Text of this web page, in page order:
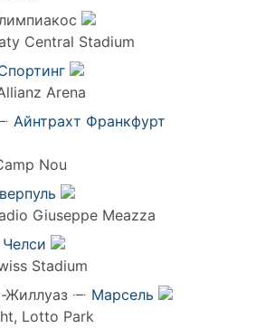
Central Stadium
Arena
Айнтрахт Франкфурт
Nou
Giuseppe Meazza
Челси
Stadium
Жиллуаз
Марсель
Lotto Park